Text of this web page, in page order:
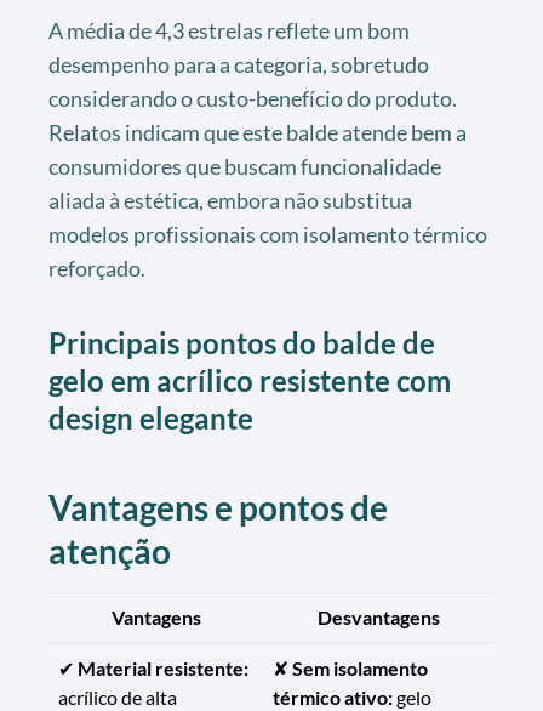
A média de 4,3 estrelas reflete um bom
desempenho para a categoria, sobretudo
considerando o custo-benefício do produto.
Relatos indicam que este balde atende bem a
consumidores que buscam funcionalidade
aliada à estética, embora não substitua
modelos profissionais com isolamento térmico
reforçado.
Principais pontos do balde de
gelo em acrílico resistente com
design elegante
Vantagens e pontos de
atenção
Vantagens Desvantagens
✔ Material resistente:
acrílico de alta
✘ Sem isolamento
térmico ativo:gelo